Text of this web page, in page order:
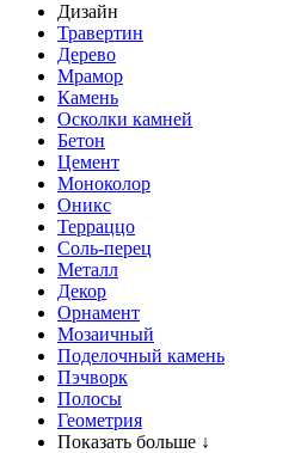
Дизайн
Травертин
Дерево
Мрамор
Камень
Осколки камней
Бетон
Цемент
Моноколор
Оникс
Терраццо
Соль-перец
Металл
Декор
Орнамент
Мозаичный
Поделочный камень
Пэчворк
Полосы
Геометрия
Показать больше ↓